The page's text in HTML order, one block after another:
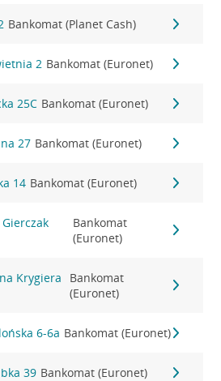
Bankomat (Planet Cash)
2 Bankomat (Euronet)
25C Bankomat (Euronet)
27 Bankomat (Euronet)
14 Bankomat (Euronet)
Bankomat
(Euronet)
Krygiera
Bankomat
(Euronet)
6-6a Bankomat (Euronet)
39 Bankomat (Euronet)